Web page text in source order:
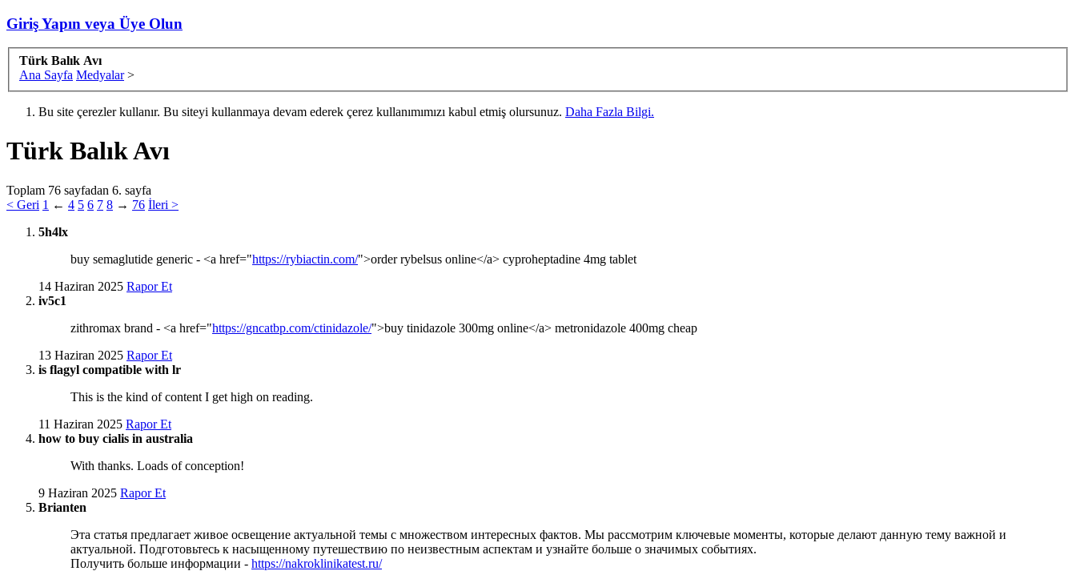
Giriş Yapın veya Üye Olun
Türk Balık Avı
Ana Sayfa Medyalar >
Bu site çerezler kullanır. Bu siteyi kullanmaya devam ederek çerez kullanımımızı kabul etmiş olursunuz. Daha Fazla Bilgi.
Türk Balık Avı
Toplam 76 sayfadan 6. sayfa
< Geri 1 ← 4 5 6 7 8 → 76 İleri >
5h4lx
buy semaglutide generic - <a href="https://rybiactin.com/">order rybelsus online</a> cyproheptadine 4mg tablet
14 Haziran 2025 Rapor Et
iv5c1
zithromax brand - <a href="https://gncatbp.com/ctinidazole/">buy tinidazole 300mg online</a> metronidazole 400mg cheap
13 Haziran 2025 Rapor Et
is flagyl compatible with lr
This is the kind of content I get high on reading.
11 Haziran 2025 Rapor Et
how to buy cialis in australia
With thanks. Loads of conception!
9 Haziran 2025 Rapor Et
Brianten
Эта статья предлагает живое освещение актуальной темы с множеством интересных фактов. Мы рассмотрим ключевые моменты, которые делают данную тему важной и
актуальной. Подготовьтесь к насыщенному путешествию по неизвестным аспектам и узнайте больше о значимых событиях.
Получить больше информации - https://nakroklinikatest.ru/